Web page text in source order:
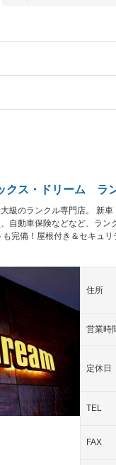
ール
－ 100V電源
－ 展示・試乗車
－ 革シート
－ HID(キセノンライト)
－ エアロ
－ パワーシート
チップアップシート
－ シートエアコン
－ エアサスペンション
クス・ドリーム ラ
級のランクル専門店。 新
自動車保険などなど、ラ
完備！屋根付き＆セキュ
住所
営業時
定休日
TEL
FAX